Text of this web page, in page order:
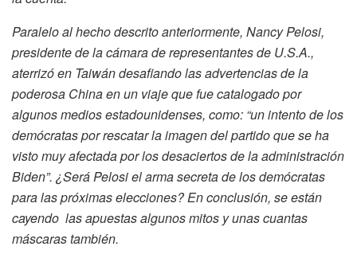
Paralelo al hecho descrito anteriormente, Nancy Pelosi,
presidente de la cámara de representantes de U.S.A.,
aterrizó en Taiwán desafiando las advertencias de la
poderosa China en un viaje que fue catalogado por
algunos medios estadounidenses, como: “un intento de los
demócratas por rescatar la imagen del partido que se ha
visto muy afectada por los desaciertos de la administración
Biden”. ¿Será Pelosi el arma secreta de los demócratas
para las próximas elecciones? En conclusión, se están
cayendo las apuestas algunos mitos y unas cuantas
máscaras también.